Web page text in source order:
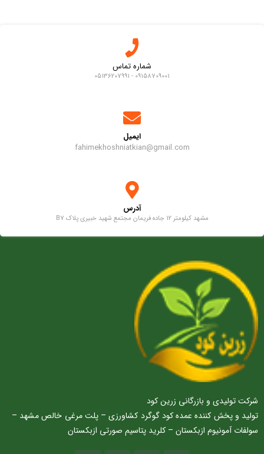
شماره تماس
09158709001 - 05136207991
ایمیل
fahimekhoshniatkian@gmail.com
آدرس
مشهد کیلومتر 12 جاده فریمان مجتمع شهید خبیری پلاک B7
شرکت تولیدی و بازرگانی زرین کود
تولید و پخش کننده عمده کود گوگرد کشاورزی – پلت مرغی خالص مشهد –
سولفات آمونیوم ازبکستان – کلرید پتاسیم صورتی ازبکستان